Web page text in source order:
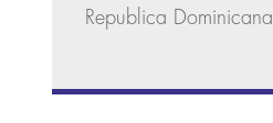
Republica Dominicana